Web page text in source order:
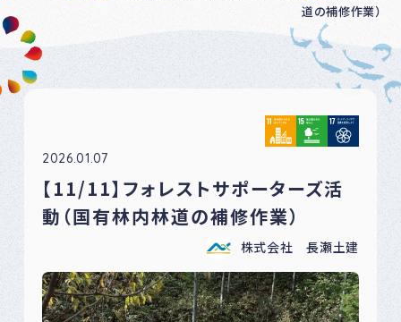
道の補修作業）
2026.01.07
【11/11】フォレストサポーターズ活
動（国有林内林道の補修作業）
株式会社 長瀬土建